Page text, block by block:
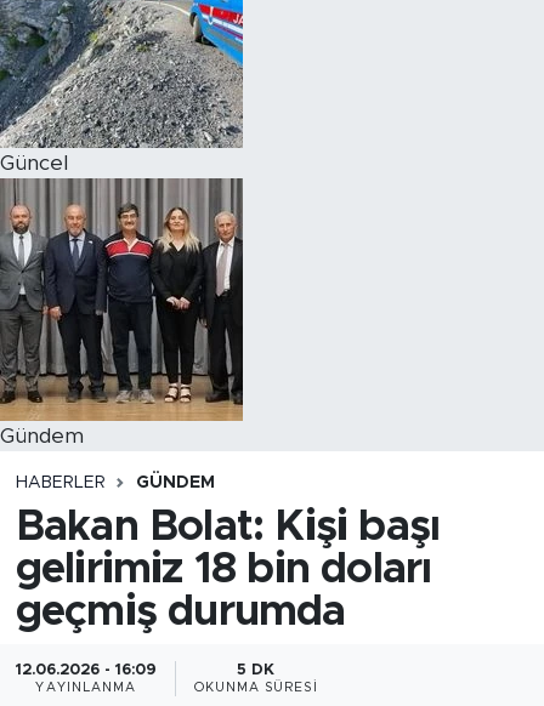
Güncel
Gündem
HABERLER GÜNDEM
Bakan Bolat: Kişi başı
gelirimiz 18 bin doları
geçmiş durumda
12.06.2026 - 16:09
YAYINLANMA
5 DK
OKUNMA SÜRESI
Magazin
Özel Haber
Politika
Resmi İlanlar
Sağlık
Spor
Turizm